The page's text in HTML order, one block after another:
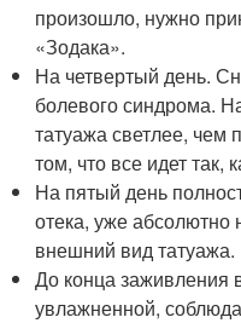
произошло, нужно
«Зодака».
На четвертый день.
болевого синдрома.
татуажа светлее, чем
том, что все идет так,
На пятый день
отека, уже абсолютно
внешний вид татуажа.
До конца заживления
увлажненной,